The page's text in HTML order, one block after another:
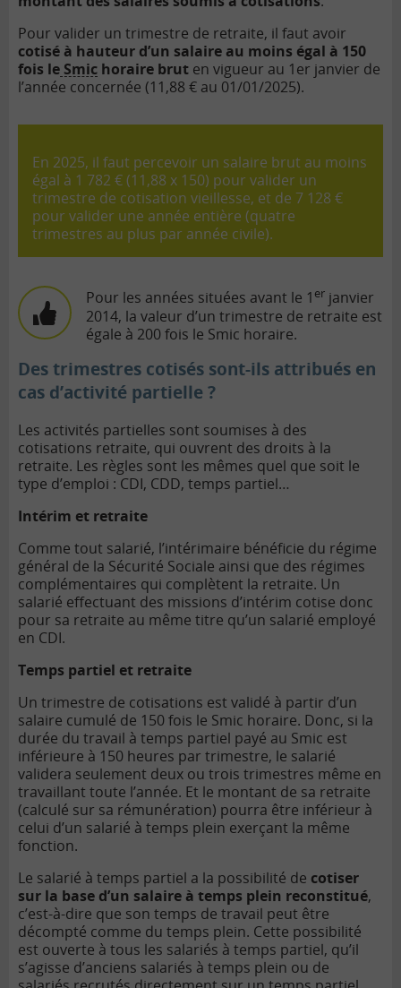
Pour valider un trimestre de retraite, il faut avoir
cotisé à hauteur d’un salaire au moins égal à 150
fois le Smic horaire brut en vigueur au 1er janvier de
l’année concernée (11,88 € au 01/01/2025).
En 2025, il faut percevoir un salaire brut au moins
égal à 1 782 € (11,88 x 150) pour valider un
trimestre de cotisation vieillesse, et de 7 128 €
pour valider une année entière (quatre
trimestres au plus par année civile).
Pour les années situées avant le 1 er janvier
2014, la valeur d’un trimestre de retraite est
égale à 200 fois le Smic horaire.
Des trimestres cotisés sont-ils attribués en
cas d’activité partielle ?
Les activités partielles sont soumises à des
cotisations retraite, qui ouvrent des droits à la
retraite. Les règles sont les mêmes quel que soit le
type d’emploi : CDI, CDD, temps partiel…
Intérim et retraite
Comme tout salarié, l’intérimaire bénéficie du régime
général de la Sécurité Sociale ainsi que des régimes
complémentaires qui complètent la retraite. Un
salarié effectuant des missions d’intérim cotise donc
pour sa retraite au même titre qu’un salarié employé
en CDI.
Temps partiel et retraite
Un trimestre de cotisations est validé à partir d’un
salaire cumulé de 150 fois le Smic horaire. Donc, si la
durée du travail à temps partiel payé au Smic est
inférieure à 150 heures par trimestre, le salarié
validera seulement deux ou trois trimestres même en
travaillant toute l’année. Et le montant de sa retraite
(calculé sur sa rémunération) pourra être inférieur à
celui d’un salarié à temps plein exerçant la même
fonction.
Le salarié à temps partiel a la possibilité de cotiser
sur la base d’un salaire à temps plein reconstitué,
c’est-à-dire que son temps de travail peut être
décompté comme du temps plein. Cette possibilité
est ouverte à tous les salariés à temps partiel, qu’il
s’agisse d’anciens salariés à temps plein ou de